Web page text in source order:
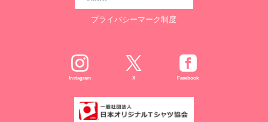
８. Cookie（クッキー）等の利用について
当社のウェブサイトでは、お客様に適したサービスや情報、広告等
を提供する目的のため、Cookie（クッキー）及びそれに類する技
プライバシーマーク制度
Instagram X Facebook